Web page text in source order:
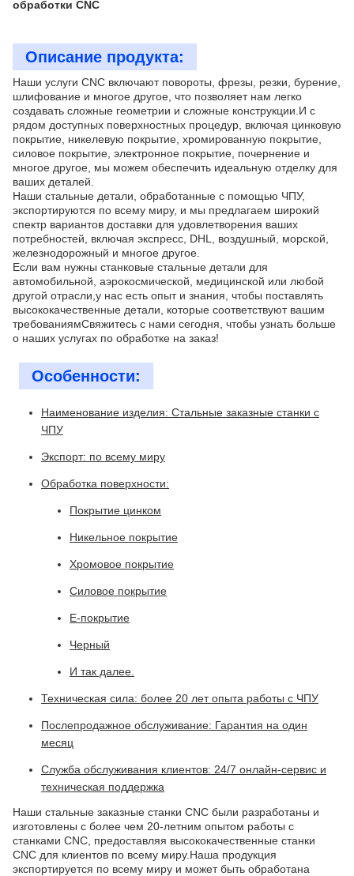
обработки CNC
Описание продукта:
Наши услуги CNC включают повороты, фрезы, резки, бурение,
шлифование и многое другое, что позволяет нам легко
создавать сложные геометрии и сложные конструкции.И с
рядом доступных поверхностных процедур, включая цинковую
покрытие, никелевую покрытие, хромированную покрытие,
силовое покрытие, электронное покрытие, почернение и
многое другое, мы можем обеспечить идеальную отделку для
ваших деталей.
Наши стальные детали, обработанные с помощью ЧПУ,
экспортируются по всему миру, и мы предлагаем широкий
спектр вариантов доставки для удовлетворения ваших
потребностей, включая экспресс, DHL, воздушный, морской,
железнодорожный и многое другое.
Если вам нужны станковые стальные детали для
автомобильной, аэрокосмической, медицинской или любой
другой отрасли,у нас есть опыт и знания, чтобы поставлять
высококачественные детали, которые соответствуют вашим
требованиямСвяжитесь с нами сегодня, чтобы узнать больше
о наших услугах по обработке на заказ!
Особенности:
Наименование изделия: Стальные заказные станки с
ЧПУ
Экспорт: по всему миру
Обработка поверхности:
Покрытие цинком
Никельное покрытие
Хромовое покрытие
Силовое покрытие
Е-покрытие
Черный
И так далее.
Техническая сила: более 20 лет опыта работы с ЧПУ
Послепродажное обслуживание: Гарантия на один
месяц
Служба обслуживания клиентов: 24/7 онлайн-сервис и
техническая поддержка
Наши стальные заказные станки CNC были разработаны и
изготовлены с более чем 20-летним опытом работы с
станками CNC, предоставляя высококачественные станки
CNC для клиентов по всему миру.Наша продукция
экспортируется по всему миру и может быть обработана